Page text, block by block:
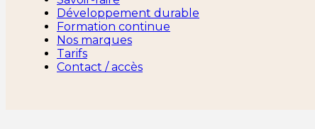
Développement durable
Formation continue
Nos marques
Tarifs
Contact / accès